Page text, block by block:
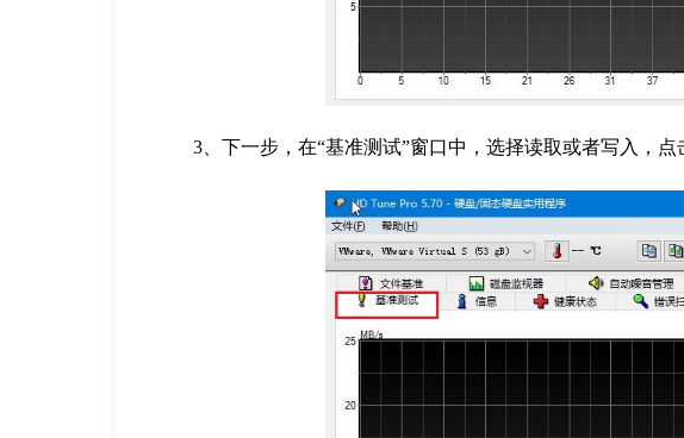
3、下一步，在“基准测试”窗口中，选择读取或者写入，点